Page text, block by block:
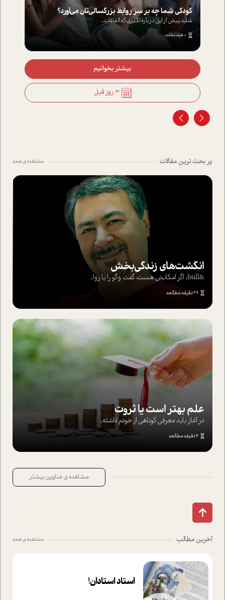
کودکی شما چه بر سر روابط بزرگسالی‌تان می‌آورد؟
شاید پیش از این درباره تاثیری که اتفاقات...
8 دقیقه مطالعه
بیشتر بخوانیم
3 روز قبل
پر بحث ترین مقالات مشاهده ی همه
انگشت‌های‌ زندگی‌بخش
&bull; اگر امکانش هست، گفت وگو را با روا...
29 دقیقه مطالعه
علم بهتر است یا ثروت
در آغاز باید معرفی کوتاهی از خودم داشته...
4 دقیقه مطالعه
مشاهده ی عناوین بیشتر
آخرین مطالب مشاهده ی همه
استاد استادان!